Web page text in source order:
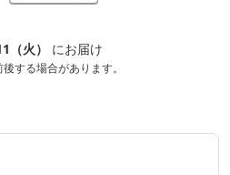
（火） にお届け
する場合があります。